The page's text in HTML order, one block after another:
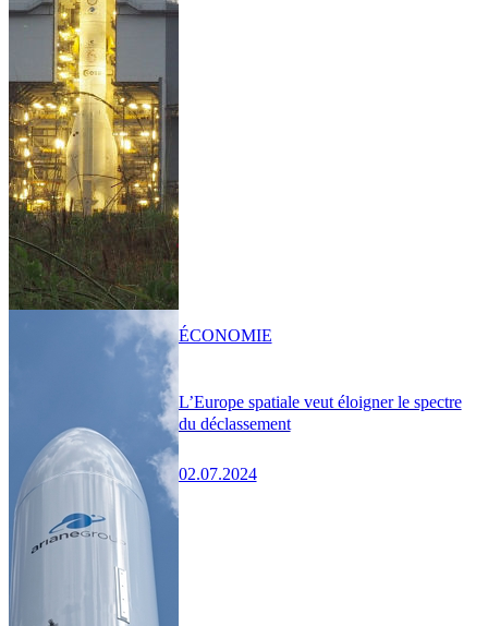
L’Europe spatiale veut éloigner le spectre
du déclassement
02.07.2024
ÉCONOMIE